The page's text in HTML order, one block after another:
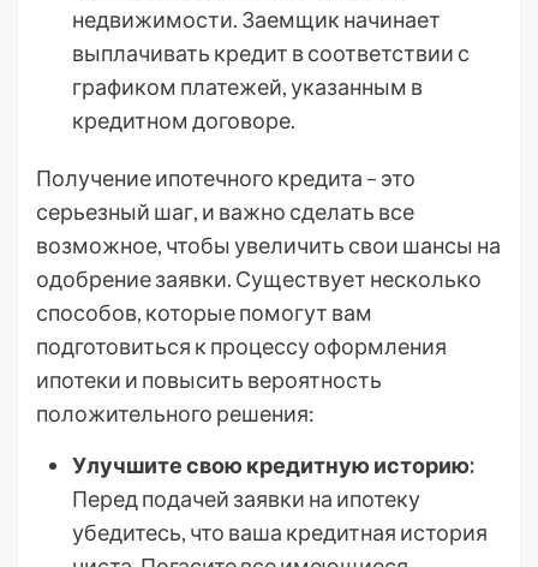
недвижимости. Заемщик начинает
выплачивать кредит в соответствии с
графиком платежей, указанным в
кредитном договоре.
Получение ипотечного кредита – это
серьезный шаг, и важно сделать все
возможное, чтобы увеличить свои шансы на
одобрение заявки. Существует несколько
способов, которые помогут вам
подготовиться к процессу оформления
ипотеки и повысить вероятность
положительного решения:
Улучшите свою кредитную историю:
Перед подачей заявки на ипотеку
убедитесь, что ваша кредитная история